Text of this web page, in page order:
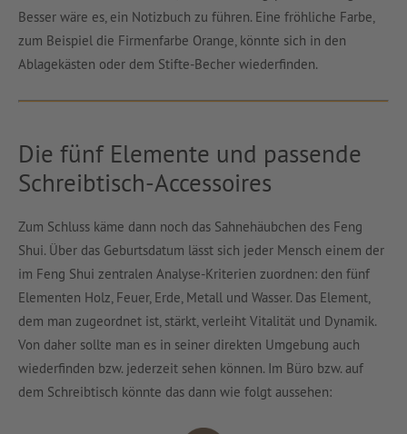
Besser wäre es, ein Notizbuch zu führen. Eine fröhliche Farbe,
zum Beispiel die Firmenfarbe Orange, könnte sich in den
Ablagekästen oder dem Stifte-Becher wiederfinden.
Die fünf Elemente und passende
Schreibtisch-Accessoires
Zum Schluss käme dann noch das Sahnehäubchen des Feng
Shui. Über das Geburtsdatum lässt sich jeder Mensch einem der
im Feng Shui zentralen Analyse-Kriterien zuordnen: den fünf
Elementen Holz, Feuer, Erde, Metall und Wasser. Das Element,
dem man zugeordnet ist, stärkt, verleiht Vitalität und Dynamik.
Von daher sollte man es in seiner direkten Umgebung auch
wiederfinden bzw. jederzeit sehen können. Im Büro bzw. auf
dem Schreibtisch könnte das dann wie folgt aussehen: